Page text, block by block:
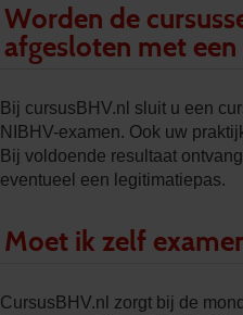
Worden de
afgesloten met
Bij cursusBHV.nl sluit u een
NIBHV-examen. Ook uw
Bij voldoende resultaat
eventueel een legitimatiepas.
Moet ik zelf
CursusBHV.nl zorgt bij de